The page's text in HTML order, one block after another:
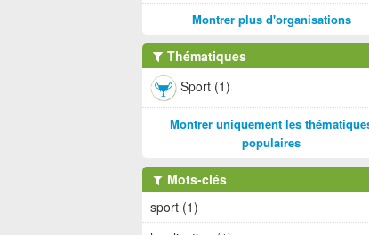
Montrer plus d'organisations
Thématiques
Sport (1)
Montrer uniquement les
populaires
Mots-clés
sport (1)